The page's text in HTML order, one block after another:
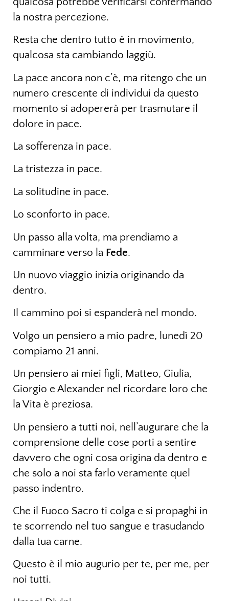
la nostra percezione.
Resta che dentro tutto è in movimento,
qualcosa sta cambiando laggiù.
La pace ancora non c’è, ma ritengo che un
numero crescente di individui da questo
momento si adopererà per trasmutare il
dolore in pace.
La sofferenza in pace.
La tristezza in pace.
La solitudine in pace.
Lo sconforto in pace.
Un passo alla volta, ma prendiamo a
camminare verso la Fede.
Un nuovo viaggio inizia originando da
dentro.
Il cammino poi si espanderà nel mondo.
Volgo un pensiero a mio padre, lunedì 20
compiamo 21 anni.
Un pensiero ai miei figli, Matteo, Giulia,
Giorgio e Alexander nel ricordare loro che
la Vita è preziosa.
Un pensiero a tutti noi, nell’augurare che la
comprensione delle cose porti a sentire
davvero che ogni cosa origina da dentro e
che solo a noi sta farlo veramente quel
passo indentro.
Che il Fuoco Sacro ti colga e si propaghi in
te scorrendo nel tuo sangue e trasudando
dalla tua carne.
Questo è il mio augurio per te, per me, per
noi tutti.